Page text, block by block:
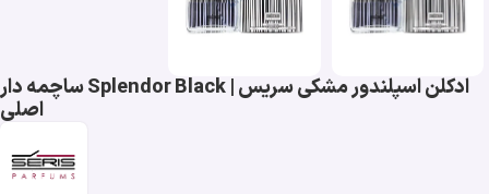
ادکلن اسپلندور مشکی سریس | Splendor Black ساچمه دار
اصلی